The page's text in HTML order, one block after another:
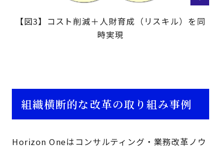
【図3】コスト削減＋人財育成（リスキル）を同
時実現
組織横断的な改革の取り組み事例
Horizon Oneはコンサルティング・業務改革ノウ